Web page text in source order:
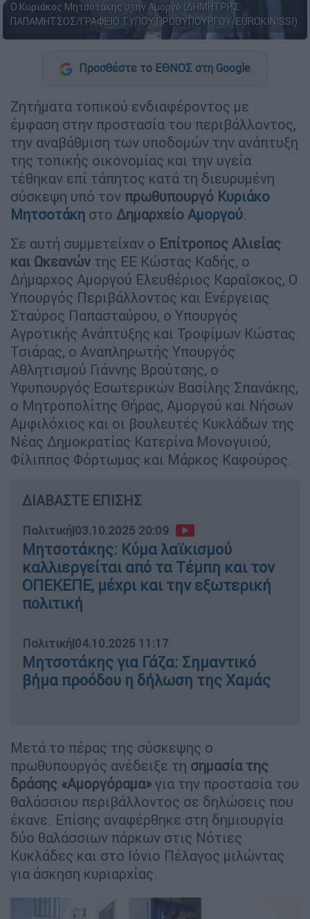
Ο Κυριάκος Μητσοτάκης στην Αμοργό (ΔΗΜΗΤΡΗΣ
ΠΑΠΑΜΗΤΣΟΣ/ΓΡΑΦΕΙΟ ΤΥΠΟΥ ΠΡΩΘΥΠΟΥΡΓΟΥ/EUROKINISSI)
Προσθέστε το ΕΘΝΟΣ στη Google
Ζητήματα τοπικού ενδιαφέροντος με
έμφαση στην προστασία του περιβάλλοντος,
την αναβάθμιση των υποδομών την ανάπτυξη
της τοπικής οικονομίας και την υγεία
τέθηκαν επί τάπητος κατά τη διευρυμένη
σύσκεψη υπό τον πρωθυπουργό Κυριάκο
Μητσοτάκη στο Δημαρχείο Αμοργού.
Σε αυτή συμμετείχαν ο Επίτροπος Αλιείας
και Ωκεανών της ΕΕ Κώστας Καδής, ο
Δήμαρχος Αμοργού Ελευθέριος Καραΐσκος, Ο
Υπουργός Περιβάλλοντος και Ενέργειας
Σταύρος Παπασταύρου, ο Υπουργός
Αγροτικής Ανάπτυξης και Τροφίμων Κώστας
Τσιάρας, ο Αναπληρωτής Υπουργός
Αθλητισμού Γιάννης Βρούτσης, ο
Υφυπουργός Εσωτερικών Βασίλης Σπανάκης,
ο Μητροπολίτης Θήρας, Αμοργού και Νήσων
Αμφιλόχιος και οι βουλευτές Κυκλάδων της
Νέας Δημοκρατίας Κατερίνα Μονογυιού,
Φίλιππος Φόρτωμας και Μάρκος Καφούρος.
ΔΙΑΒΑΣΤΕ ΕΠΙΣΗΣ
Πολιτική|03.10.2025 20:09
Μητσοτάκης: Κύμα λαϊκισμού
καλλιεργείται από τα Τέμπη και τον
ΟΠΕΚΕΠΕ, μέχρι και την εξωτερική
πολιτική
Πολιτική|04.10.2025 11:17
Μητσοτάκης για Γάζα: Σημαντικό
βήμα προόδου η δήλωση της Χαμάς
Μετά το πέρας της σύσκεψης ο
πρωθυπουργός ανέδειξε τη σημασία της
δράσης «Αμοργόραμα» για την προστασία του
θαλάσσιου περιβάλλοντος σε δηλώσεις που
έκανε. Επίσης αναφέρθηκε στη δημιουργία
δύο θαλάσσιων πάρκων στις Νότιες
Κυκλάδες και στο Ιόνιο Πέλαγος μιλώντας
για άσκηση κυριαρχίας.